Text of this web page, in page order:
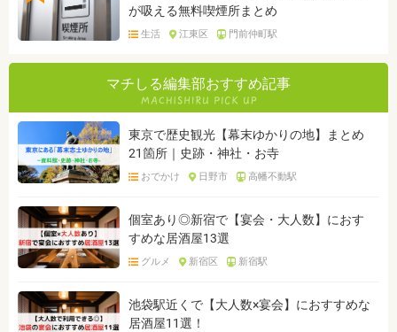
が吸える無料喫煙所まとめ
生活 江東区 門前仲町駅
マチしる編集部おすすめ記事
東京で歴史観光【幕末ゆかりの地】まとめ
21箇所｜史跡・神社・お寺
おでかけ 日野市 高幡不動駅
個室あり◎新宿で【宴会・大人数】におす
すめな居酒屋13選
グルメ 新宿区 新宿駅
池袋駅近くで【大人数×宴会】におすすめな
居酒屋11選！